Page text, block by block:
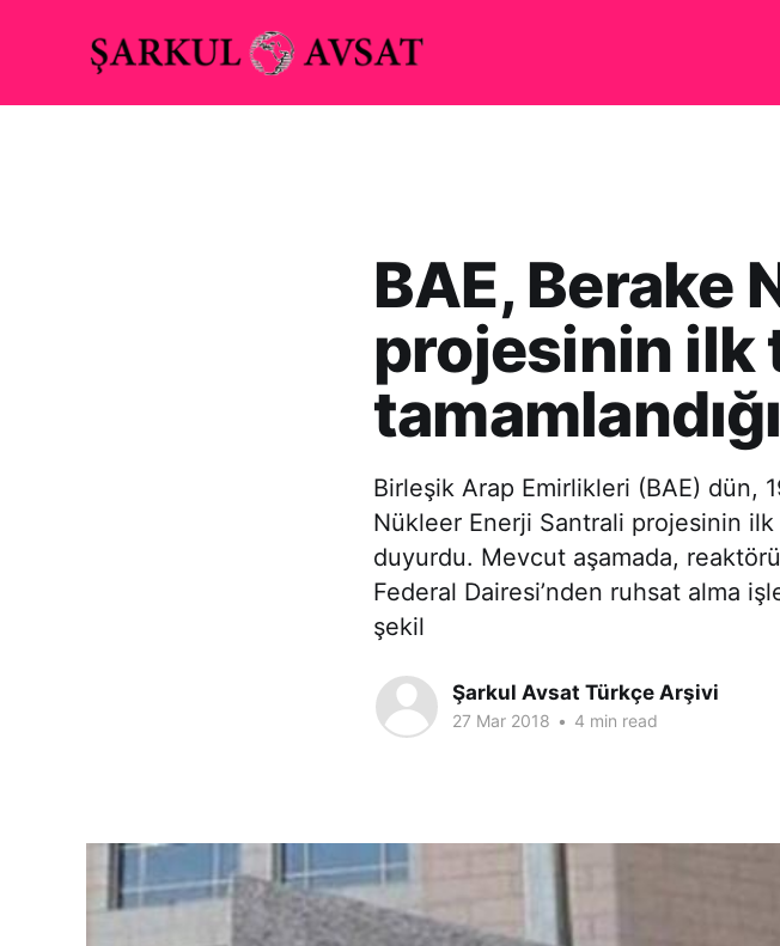
BAE, Berake
projesinin ilk
Birleşik Arap Emirlikleri (BAE) dün,
Nükleer Enerji Santrali projesinin ilk
duyurdu. Mevcut aşamada,
Federal Dairesi’nden ruhsat alma
şekil
Şarkul Avsat Türkçe Arşivi
27 Mar 2018 • 4 min read